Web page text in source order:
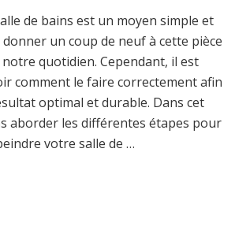
de bains est un moyen simple et
un coup de neuf à cette pièce
quotidien. Cependant, il est
comment le faire correctement afin
optimal et durable. Dans cet
aborder les différentes étapes pour
votre salle de …